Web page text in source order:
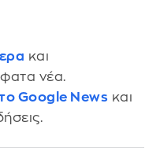
και
νέα.
Google News και